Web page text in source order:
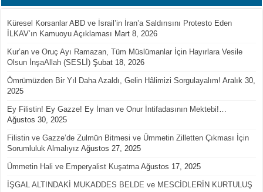
Küresel Korsanlar ABD ve İsrail’in İran’a Saldırısını Protesto Eden
İLKAV’ın Kamuoyu Açıklaması Mart 8, 2026
Kur’an ve Oruç Ayı Ramazan, Tüm Müslümanlar İçin Hayırlara Vesile
Olsun İnşaAllah (SESLİ) Şubat 18, 2026
Ömrümüzden Bir Yıl Daha Azaldı, Gelin Hâlimizi Sorgulayalım! Aralık 30,
2025
Ey Filistin! Ey Gazze! Ey İman ve Onur İntifadasının Mektebi!…
Ağustos 30, 2025
Filistin ve Gazze’de Zulmün Bitmesi ve Ümmetin Zilletten Çıkması İçin
Sorumluluk Almalıyız Ağustos 27, 2025
Ümmetin Hali ve Emperyalist Kuşatma Ağustos 17, 2025
İŞGAL ALTINDAKİ MUKADDES BELDE ve MESCİDLERİN KURTULUŞ